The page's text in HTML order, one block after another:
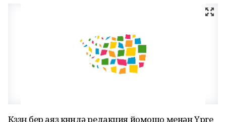
Көҙҙөң бер аяҙ көнөндә редакция йомошо менән Үрге